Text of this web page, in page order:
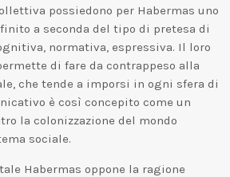
possiedono per Habermas uno
a seconda del tipo di pretesa di
normativa, espressiva. Il loro
di fare da contrappeso alla
che tende a imporsi in ogni sfera di
è così concepito come un
la colonizzazione del mondo
sociale.
Habermas oppone la ragione